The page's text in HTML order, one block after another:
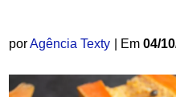
porAgência Texty | Em 04/